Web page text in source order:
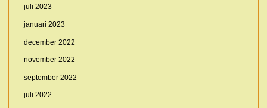
juli 2023
januari 2023
december 2022
november 2022
september 2022
juli 2022